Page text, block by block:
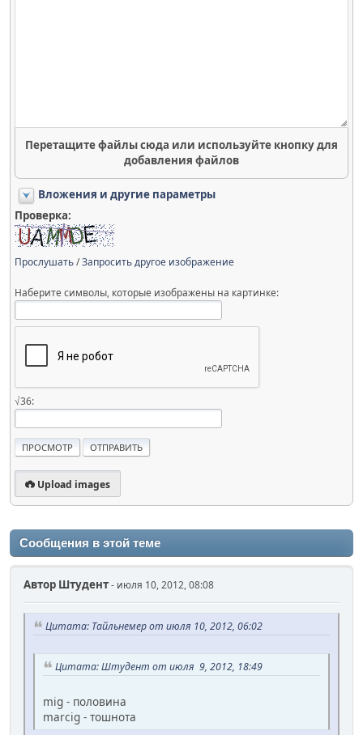
Перетащите файлы сюда или используйте кнопку для
добавления файлов
Вложения и другие параметры
Проверка:
Прослушать/Запросить другое изображение
Наберите символы, которые изображены на картинке:
√36:
Upload images
Сообщения в этой теме
Автор Штудент- июля 10, 2012, 08:08
Цитата: Тайльнемер от июля 10, 2012, 06:02
Цитата: Штудент от июля 9, 2012, 18:49
mig - половина
marcig - тошнота